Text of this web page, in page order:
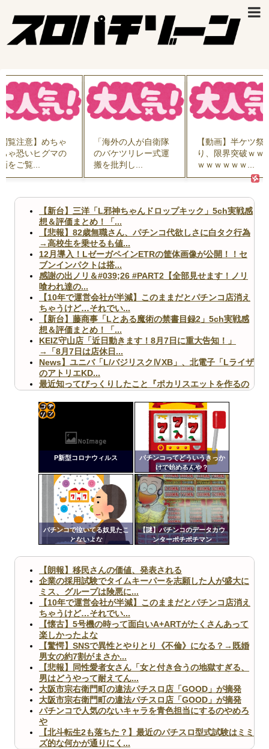
覧注意】めちゃ
ゃ恐いヒグマの
をご覧...
「海外の人が自衛隊
のバケツリレー式運
搬を批判し...
【動画】半ケツ祭
り、限界突破ｗｗ
ｗｗｗｗｗｗ...
【新台】三洋「L邪神ちゃんドロップキック」5ch実戦感
想＆評価まとめ！「...
【悲報】82歳無職さん、パチンコ代欲しさに白タク行為
→高校生を乗せるも値...
12月導入！LゼーガペインETRの筐体画像が公開！！セ
ブンインパクトは搭...
感謝の出ノリ＆#039;26 #PART2【全部見せます！ノリ
喰われ達の...
【10年で運営会社が半減】このままだとパチンコ店消え
ちゃうけど…それでい...
【新台】藤商事「Lとある魔術の禁書目録2」5ch実戦感
想＆評価まとめ！「...
KEIZ守山店「近日動きます！8月7日に重大告知！」
→「8月7日は店休日...
News】ユニバ「L/バジリスクⅣXB」、北電子「Lライザ
のアトリエKD...
最近知ってびっくりしたこと『ポカリスエットを作るの
【ヤバ杉】日本の無車検車「実は俺たち20万台も走って
ますｗ」←これどうす...
【閲覧注意】俺が近くにいると機械が壊れるんだけどさ
【画像】ペプシコーラ社、「こういうのでいいんだよ」
な新商品を発売
Powered by livedoor 相互RSS
P新型コロナウィルス
パチンコってどういうきっか
けで始めるんや？
パチンコで泣いてる奴見たこ
とないよな
【謎】パチンコのデータカウ
ンターポチポチマン
更新
ツー
【朗報】移民さんの価値、発表される
企業の採用試験でタイムキーパーを志願した人が盛大に
ミス、グループは険悪に...
【10年で運営会社が半減】このままだとパチンコ店消え
ちゃうけど…それでい...
【懐古】5号機の時って面白いA+ARTがたくさんあって
楽しかったよな
【驚愕】SNSで異性とやりとり《不倫》になる？→既婚
男女の約7割がまさか...
【悲報】同性愛者女さん「女と付き合うの地獄すぎる、
男はどうやって耐えてん...
大阪市宗右衛門町の違法パチスロ店「GOOD」が摘発
大阪市宗右衛門町の違法パチスロ店「GOOD」が摘発
パチンコで人気のないキャラを青色担当にするのやめろ
や
【北斗転生2も落ちた？】最近のパチスロ型式試験はミミ
ズ的な何かが通りにく...